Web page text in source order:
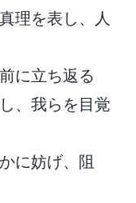
理を表し、人
に立ち返る
、我らを目覚
に妨げ、阻